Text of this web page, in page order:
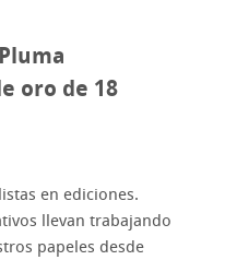
oro de 18
en ediciones.
llevan trabajando
papeles desde